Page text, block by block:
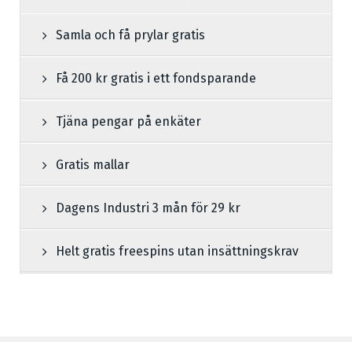
Samla och få prylar gratis
Få 200 kr gratis i ett fondsparande
Tjäna pengar på enkäter
Gratis mallar
Dagens Industri 3 mån för 29 kr
Helt gratis freespins utan insättningskrav